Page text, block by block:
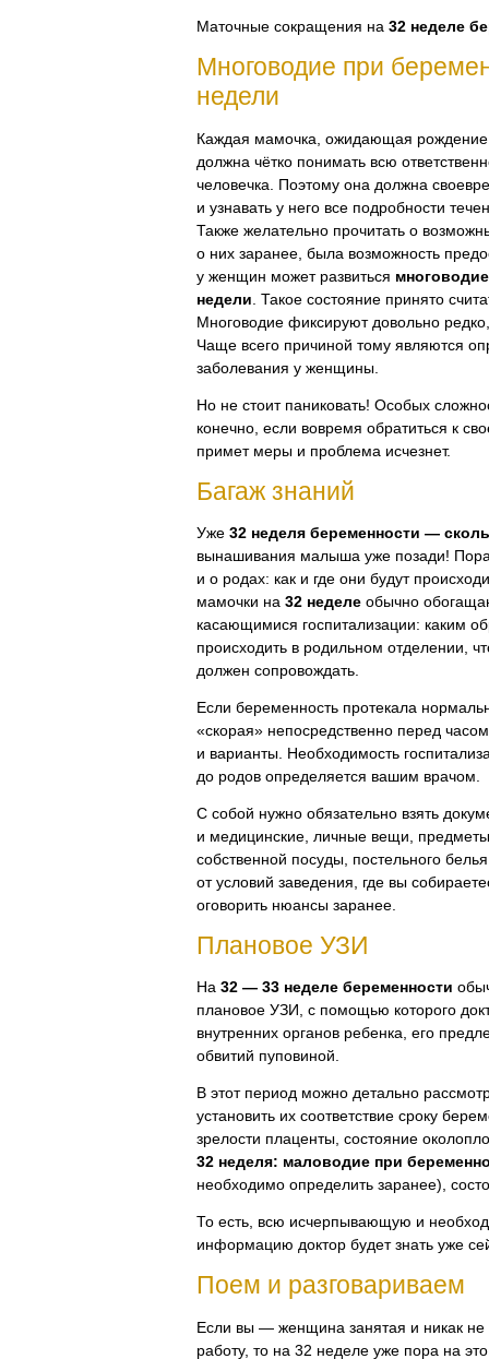
Маточные сокращения на 32 неделе
Многоводие при
недели
Каждая мамочка, ожидающая
должна чётко понимать всю
человечка. Поэтому она должна
и узнавать у него все подробности
Также желательно прочитать о
о них заранее, была возможность
у женщин может развиться
недели . Такое состояние принято
Многоводие фиксируют довольно
Чаще всего причиной тому являются
заболевания у женщины.
Но не стоит паниковать! Особых
конечно, если вовремя обратиться к
примет меры и проблема исчезнет.
Багаж знаний
Уже 32 неделя беременности —
вынашивания малыша уже позади!
и о родах: как и где они будут
мамочки на 32 неделе обычно
касающимися госпитализации: каким
происходить в родильном отделении,
должен сопровождать.
Если беременность протекала
«скорая» непосредственно перед
и варианты. Необходимость
до родов определяется вашим врачом.
С собой нужно обязательно взять
и медицинские, личные вещи,
собственной посуды, постельного
от условий заведения, где вы
оговорить нюансы заранее.
Плановое УЗИ
На 32 — 33 неделе беременности
плановое УЗИ, с помощью которого
внутренних органов ребенка, его
обвитий пуповиной.
В этот период можно детально
установить их соответствие сроку
зрелости плаценты, состояние
32 неделя: маловодие при
необходимо определить заранее),
То есть, всю исчерпывающую и
информацию доктор будет знать уже
Поем и разговариваем
Если вы — женщина занятая и никак не
работу, то на 32 неделе уже пора на